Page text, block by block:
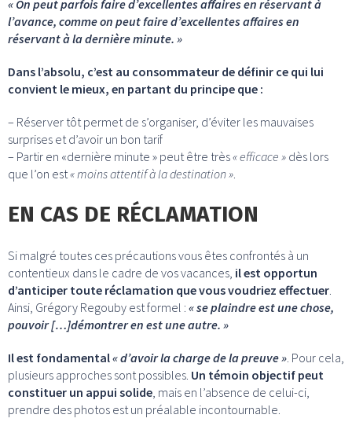
« On peut parfois faire d’excellentes affaires en réservant à
l’avance, comme on peut faire d’excellentes affaires en
réservant à la dernière minute. »
Dans l’absolu, c’est au consommateur de définir ce qui lui
convient le mieux, en partant du principe que :
– Réserver tôt permet de s’organiser, d’éviter les mauvaises
surprises et d’avoir un bon tarif
– Partir en «dernière minute » peut être très« efficace » dès lors
que l’on est« moins attentif à la destination »
EN CAS DE RÉCLAMATION
Si malgré toutes ces précautions vous êtes confrontés à un
contentieux dans le cadre de vos vacances, il est opportun
d’anticiper toute réclamation que vous voudriez effectuer
Ainsi, Grégory Regouby est formel : « se plaindre est une chose,
pouvoir […]démontrer en est une autre. »
Il est fondamental« d’avoir la charge de la preuve » . Pour cela,
plusieurs approches sont possibles. Un témoin objectif peut
constituer un appui solide , mais en l’absence de celui-ci,
prendre des photos est un préalable incontournable.